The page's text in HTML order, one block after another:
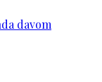
davom